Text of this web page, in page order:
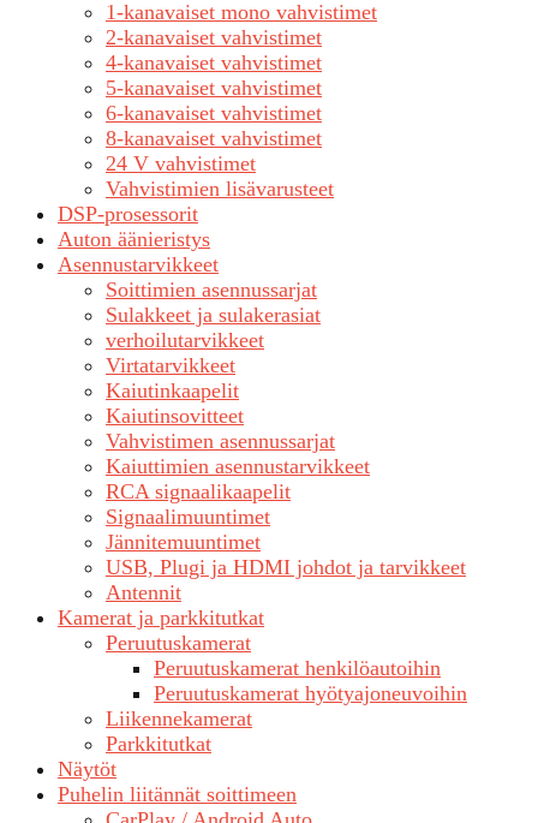
1-kanavaiset mono vahvistimet
2-kanavaiset vahvistimet
4-kanavaiset vahvistimet
5-kanavaiset vahvistimet
6-kanavaiset vahvistimet
8-kanavaiset vahvistimet
24 V vahvistimet
Vahvistimien lisävarusteet
DSP-prosessorit
Auton äänieristys
Asennustarvikkeet
Soittimien asennussarjat
Sulakkeet ja sulakerasiat
verhoilutarvikkeet
Virtatarvikkeet
Kaiutinkaapelit
Kaiutinsovitteet
Vahvistimen asennussarjat
Kaiuttimien asennustarvikkeet
RCA signaalikaapelit
Signaalimuuntimet
Jännitemuuntimet
USB, Plugi ja HDMI johdot ja tarvikkeet
Antennit
Kamerat ja parkkitutkat
Peruutuskamerat
Peruutuskamerat henkilöautoihin
Peruutuskamerat hyötyajoneuvoihin
Liikennekamerat
Parkkitutkat
Näytöt
Puhelin liitännät soittimeen